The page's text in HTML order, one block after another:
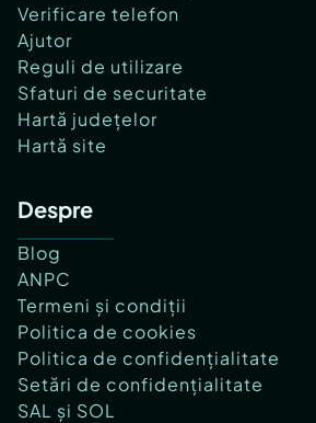
Verificare telefon
Ajutor
Reguli de utilizare
Sfaturi de securitate
Hartă județelor
Hartă site
Despre
Blog
ANPC
Termeni și condiții
Politica de cookies
Politica de confidențialitate
Setări de confidențialitate
SAL și SOL